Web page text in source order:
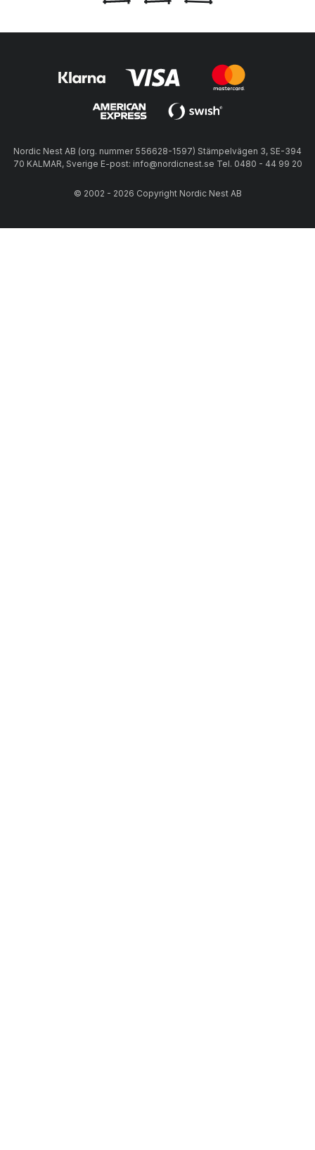
Nordic Nest AB (org. nummer 556628-1597) Stämpelvägen 3, SE-394
70 KALMAR, Sverige E-post: info@nordicnest.se Tel. 0480 - 44 99 20
© 2002 - 2026 Copyright Nordic Nest AB